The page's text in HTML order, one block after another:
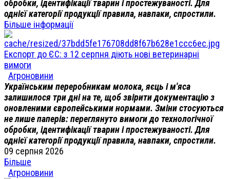
обробки, ідентифікації тварин і простежуваності. Для
однієї категорії продукції правила, навпаки, спростили.
Більше інформації
Експорт до ЄС: з 12 серпня діють нові ветеринарні
вимоги
Агроновини
Українським переробникам молока, яєць і м'яса
залишилося три дні на те, щоб звірити документацію з
оновленими європейськими нормами. Зміни стосуються
не лише паперів: переглянуто вимоги до технологічної
обробки, ідентифікації тварин і простежуваності. Для
однієї категорії продукції правила, навпаки, спростили.
09 серпня 2026
Більше
Агроновини